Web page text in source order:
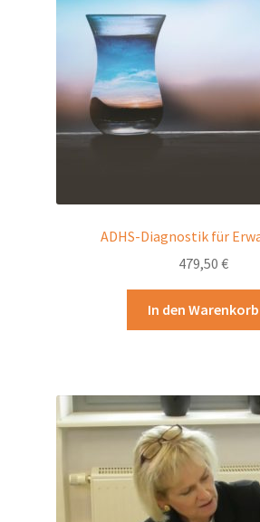
Widerrufsbelehrung und
ADHS-Diagnostik für
479,50 €
In den Warenkorb